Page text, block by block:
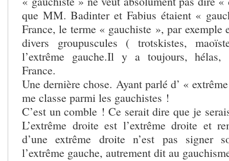
que MM. Badinter et Fabius étaient «
France, le terme « gauchiste », par exemple
divers groupuscules ( trotskistes,
l’extrême gauche.Il y a toujours, hélas,
France.
Une dernière chose. Ayant parlé d’ «
me classe parmi les gauchistes !
C’est un comble ! Ce serait dire que je
L’extrême droite est l’extrême droite et
d’une extrême droite n’est pas signer
l’extrême gauche, autrement dit au